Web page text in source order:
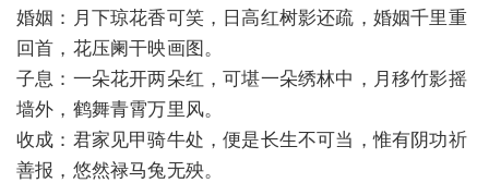
婚姻：月下琼花香可笑，日高红树影还疏，婚姻千里重
回首，花压阑干映画图。
子息：一朵花开两朵红，可堪一朵绣林中，月移竹影摇
墙外，鹤舞青霄万里风。
收成：君家见甲骑牛处，便是长生不可当，惟有阴功祈
善报，悠然禄马兔无殃。